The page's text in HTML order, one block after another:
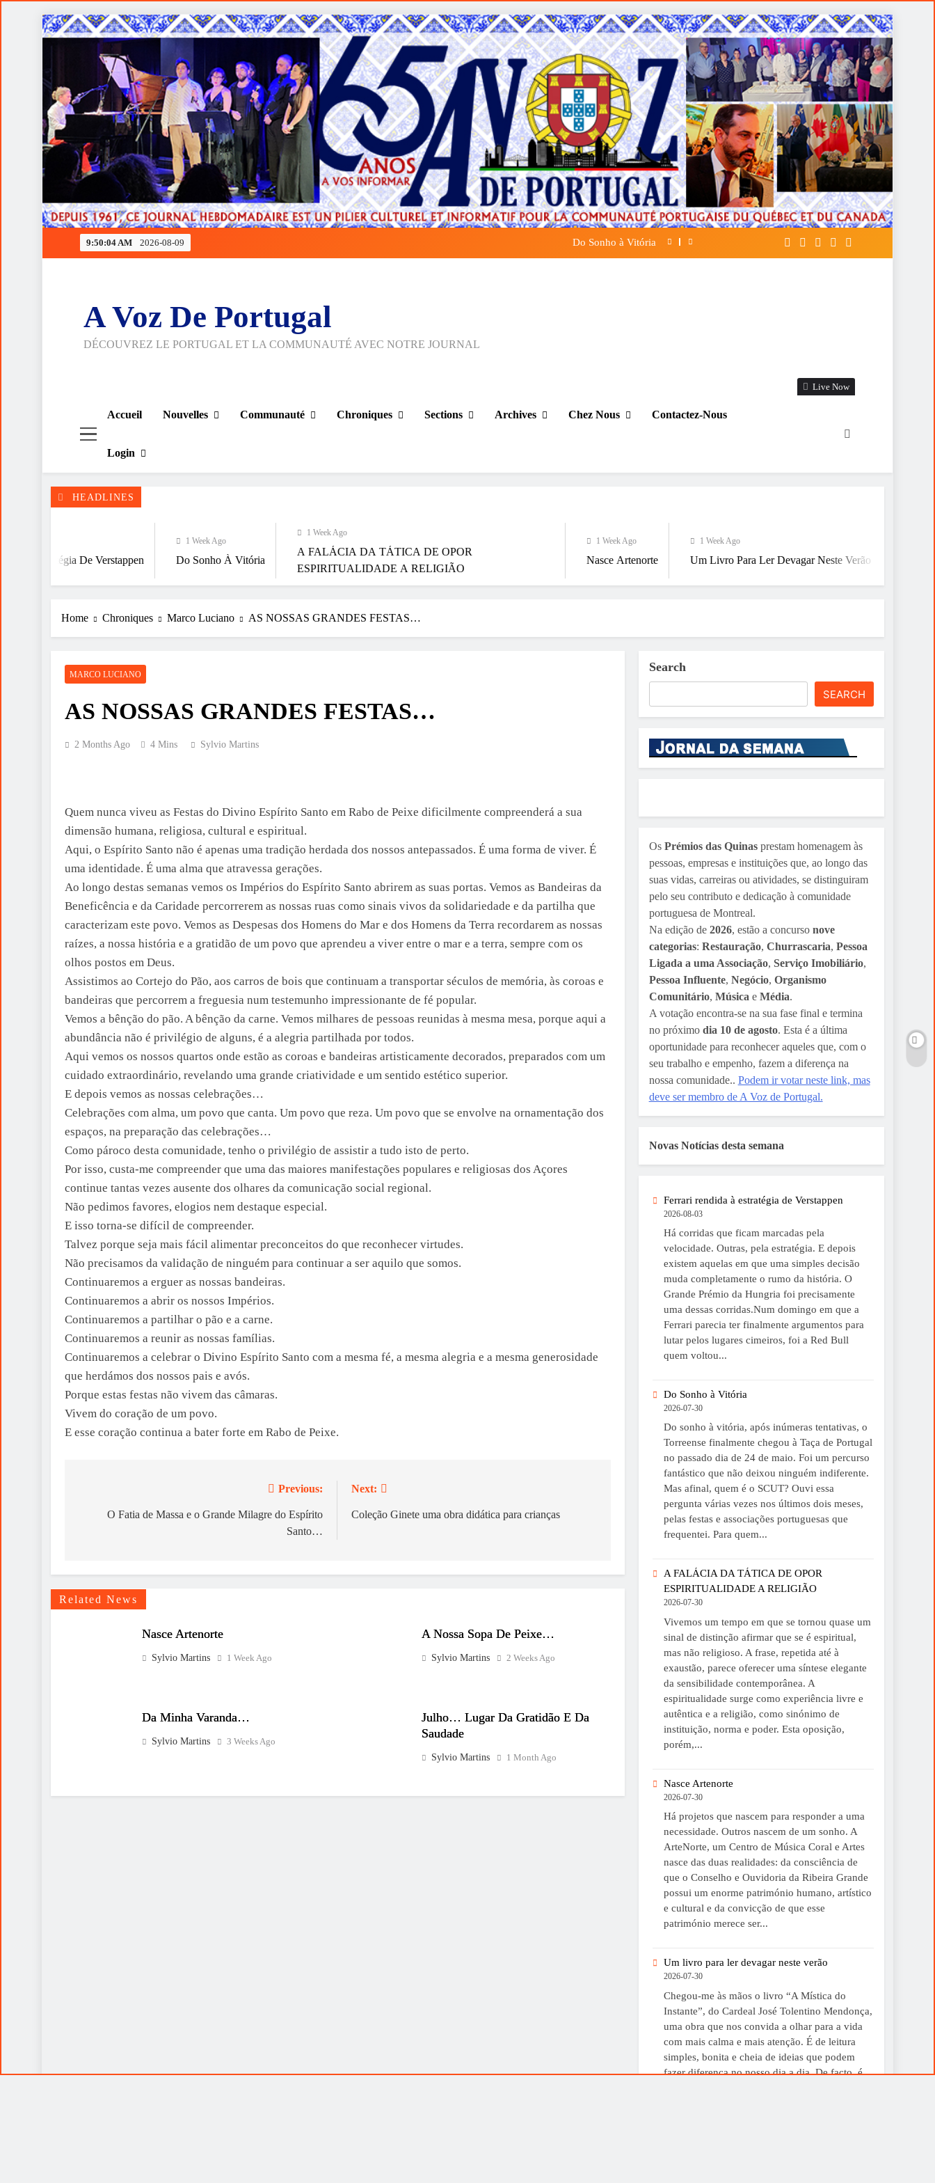
Skip
to
9:50:05 AM 2026-08-09
Ferrari rendida à estratégia de Verstappen Do Sonho à Vitória A FALÁCIA DA TÁTICA DE OPOR
A Voz De Portugal
DÉCOUVREZ LE PORTUGAL ET LA COMMUNAUTÉ AVEC NOTRE JOURNAL
Accueil Nouvelles Communauté Chroniques Sections Archives Chez Nous Contactez-Nous
Login
Live Now
HEADLINES
De Verstappen Do Sonho À Vitória
A FALÁCIA DA TÁTICA DE OPOR
ESPIRITUALIDADE A RELIGIÃO
Nasce Artenorte
1 Week Ago
Um Livro Para Ler Devagar Neste Verão Já Estamos A
Home Chroniques Marco Luciano AS NOSSAS GRANDES FESTAS…
MARCO LUCIANO
AS NOSSAS GRANDES FESTAS…
2 Months Ago 4 Mins Sylvio Martins
Quem nunca viveu as Festas do Divino Espírito Santo em Rabo de Peixe dificilmente compreenderá a sua
dimensão humana, religiosa, cultural e espiritual.
Aqui, o Espírito Santo não é apenas uma tradição herdada dos nossos antepassados. É uma forma de viver. É
uma identidade. É uma alma que atravessa gerações.
Ao longo destas semanas vemos os Impérios do Espírito Santo abrirem as suas portas. Vemos as Bandeiras da
Beneficência e da Caridade percorrerem as nossas ruas como sinais vivos da solidariedade e da partilha que
caracterizam este povo. Vemos as Despesas dos Homens do Mar e dos Homens da Terra recordarem as nossas
raízes, a nossa história e a gratidão de um povo que aprendeu a viver entre o mar e a terra, sempre com os
olhos postos em Deus.
Assistimos ao Cortejo do Pão, aos carros de bois que continuam a transportar séculos de memória, às coroas e
bandeiras que percorrem a freguesia num testemunho impressionante de fé popular.
Vemos a bênção do pão. A bênção da carne. Vemos milhares de pessoas reunidas à mesma mesa, porque aqui a
abundância não é privilégio de alguns, é a alegria partilhada por todos.
Aqui vemos os nossos quartos onde estão as coroas e bandeiras artisticamente decorados, preparados com um
cuidado extraordinário, revelando uma grande criatividade e um sentido estético superior.
E depois vemos as nossas celebrações…
Celebrações com alma, um povo que canta. Um povo que reza. Um povo que se envolve na ornamentação dos
espaços, na preparação das celebrações…
Como pároco desta comunidade, tenho o privilégio de assistir a tudo isto de perto.
Por isso, custa-me compreender que uma das maiores manifestações populares e religiosas dos Açores
continue tantas vezes ausente dos olhares da comunicação social regional.
Não pedimos favores, elogios nem destaque especial.
E isso torna-se difícil de compreender.
Talvez porque seja mais fácil alimentar preconceitos do que reconhecer virtudes.
Não precisamos da validação de ninguém para continuar a ser aquilo que somos.
Continuaremos a erguer as nossas bandeiras.
Continuaremos a abrir os nossos Impérios.
Continuaremos a partilhar o pão e a carne.
Continuaremos a reunir as nossas famílias.
Continuaremos a celebrar o Divino Espírito Santo com a mesma fé, a mesma alegria e a mesma generosidade
que herdámos dos nossos pais e avós.
Porque estas festas não vivem das câmaras.
Vivem do coração de um povo.
E esse coração continua a bater forte em Rabo de Peixe.
navigation
Previous:
O Fatia de Massa e o Grande Milagre do Espírito
Santo…
Next:
Coleção Ginete uma obra didática para crianças
Related News
Nasce Artenorte
Sylvio Martins 1 Week Ago
A Nossa Sopa De Peixe…
Sylvio Martins 2 Weeks Ago
Da Minha Varanda…
Sylvio Martins 3 Weeks Ago
Julho… Lugar Da Gratidão E Da
Saudade
Sylvio Martins 1 Month Ago
Search
SEARCH
Os Prémios das Quinasprestam homenagem às
pessoas, empresas e instituições que, ao longo das
suas vidas, carreiras ou atividades, se distinguiram
pelo seu contributo e dedicação à comunidade
portuguesa de Montreal.
Na edição de 2026, estão a concurso nove
categorias: Restauração, Churrascaria, Pessoa
Ligada a uma Associação, Serviço Imobiliário,
Pessoa Influente, Negócio, Organismo
Comunitário, Música e Média.
A votação encontra-se na sua fase final e termina
no próximo dia 10 de agosto. Esta é a última
oportunidade para reconhecer aqueles que, com o
seu trabalho e empenho, fazem a diferença na
nossa comunidade.. Podem ir votar neste link, mas
deve ser membro de A Voz de Portugal.
Novas Notícias desta semana
Ferrari rendida à estratégia de Verstappen
2026-08-03
Há corridas que ficam marcadas pela
velocidade. Outras, pela estratégia. E depois
existem aquelas em que uma simples decisão
muda completamente o rumo da história. O
Grande Prémio da Hungria foi precisamente
uma dessas corridas.Num domingo em que a
Ferrari parecia ter finalmente argumentos para
lutar pelos lugares cimeiros, foi a Red Bull
quem voltou...
Do Sonho à Vitória
2026-07-30
Do sonho à vitória, após inúmeras tentativas, o
Torreense finalmente chegou à Taça de Portugal
no passado dia de 24 de maio. Foi um percurso
fantástico que não deixou ninguém indiferente.
Mas afinal, quem é o SCUT? Ouvi essa
pergunta várias vezes nos últimos dois meses,
pelas festas e associações portuguesas que
frequentei. Para quem...
A FALÁCIA DA TÁTICA DE OPOR
ESPIRITUALIDADE A RELIGIÃO
2026-07-30
Vivemos um tempo em que se tornou quase um
sinal de distinção afirmar que se é espiritual,
mas não religioso. A frase, repetida até à
exaustão, parece oferecer uma síntese elegante
da sensibilidade contemporânea. A
espiritualidade surge como experiência livre e
autêntica e a religião, como sinónimo de
instituição, norma e poder. Esta oposição,
porém,...
Nasce Artenorte
2026-07-30
Há projetos que nascem para responder a uma
necessidade. Outros nascem de um sonho. A
ArteNorte, um Centro de Música Coral e Artes
nasce das duas realidades: da consciência de
que o Conselho e Ouvidoria da Ribeira Grande
possui um enorme património humano, artístico
e cultural e da convicção de que esse
património merece ser...
Um livro para ler devagar neste verão
2026-07-30
Chegou-me às mãos o livro “A Mística do
Instante”, do Cardeal José Tolentino Mendonça,
uma obra que nos convida a olhar para a vida
com mais calma e mais atenção. É de leitura
simples, bonita e cheia de ideias que podem
fazer diferença no nosso dia a dia. De facto, é